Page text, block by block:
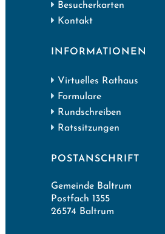
Besucherkarten
Kontakt
INFORMATIONEN
Virtuelles Rathaus
Formulare
Rundschreiben
Ratssitzungen
POSTANSCHRIFT
Gemeinde Baltrum
Postfach 1355
26574 Baltrum